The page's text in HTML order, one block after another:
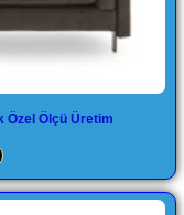
Özel Ölçü Üretim